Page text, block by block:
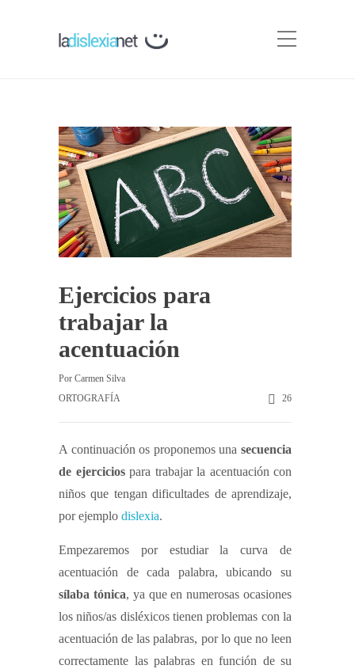
Ejercicios para
trabajar la
acentuación
Por Carmen Silva
ORTOGRAFÍA
26
A continuación os proponemos una secuencia
de ejerciciospara trabajar la acentuación con
niños que tengan dificultades de aprendizaje,
por ejemplo dislexia.
Empezaremos por estudiar la curva de
acentuación de cada palabra, ubicando su
sílaba tónica, ya que en numerosas ocasiones
los niños/as disléxicos tienen problemas con la
acentuación de las palabras, por lo que no leen
correctamente las palabras en función de su